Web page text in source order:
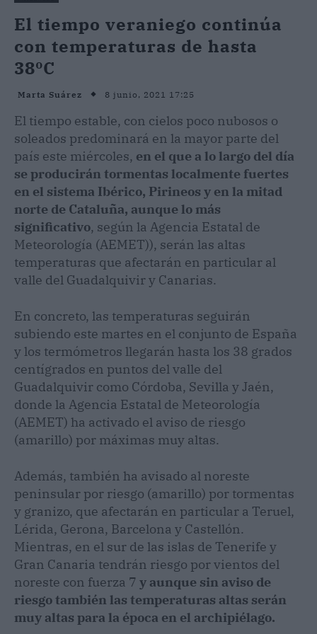
El tiempo veraniego continúa
con temperaturas de hasta
38ºC
Marta Suárez 8 junio, 2021 17:25
El tiempo estable, con cielos poco nubosos o
soleados predominará en la mayor parte del
país este miércoles, en el que a lo largo del día
se producirán tormentas localmente fuertes
en el sistema Ibérico, Pirineos y en la mitad
norte de Cataluña, aunque lo más
significativo, según la Agencia Estatal de
Meteorología (AEMET)), serán las altas
temperaturas que afectarán en particular al
valle del Guadalquivir y Canarias.
En concreto, las temperaturas seguirán
subiendo este martes en el conjunto de España
y los termómetros llegarán hasta los 38 grados
centígrados en puntos del valle del
Guadalquivir como Córdoba, Sevilla y Jaén,
donde la Agencia Estatal de Meteorología
(AEMET) ha activado el aviso de riesgo
(amarillo) por máximas muy altas.
Además, también ha avisado al noreste
peninsular por riesgo (amarillo) por tormentas
y granizo, que afectarán en particular a Teruel,
Lérida, Gerona, Barcelona y Castellón.
Mientras, en el sur de las islas de Tenerife y
Gran Canaria tendrán riesgo por vientos del
noreste con fuerza 7 y aunque sin aviso de
riesgo también las temperaturas altas serán
muy altas para la época en el archipiélago.